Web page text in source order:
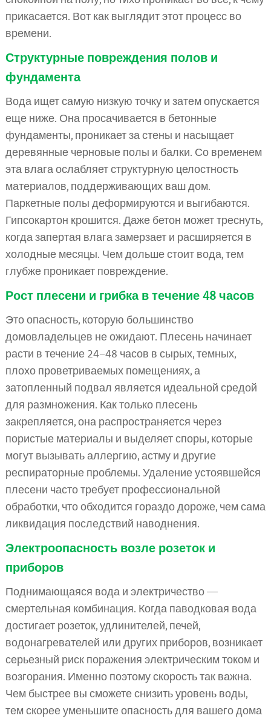
прикасается. Вот как выглядит этот процесс во
времени.
Структурные повреждения полов и
фундамента
Вода ищет самую низкую точку и затем опускается
еще ниже. Она просачивается в бетонные
фундаменты, проникает за стены и насыщает
деревянные черновые полы и балки. Со временем
эта влага ослабляет структурную целостность
материалов, поддерживающих ваш дом.
Паркетные полы деформируются и выгибаются.
Гипсокартон крошится. Даже бетон может треснуть,
когда запертая влага замерзает и расширяется в
холодные месяцы. Чем дольше стоит вода, тем
глубже проникает повреждение.
Рост плесени и грибка в течение 48 часов
Это опасность, которую большинство
домовладельцев не ожидают. Плесень начинает
расти в течение 24–48 часов в сырых, темных,
плохо проветриваемых помещениях, а
затопленный подвал является идеальной средой
для размножения. Как только плесень
закрепляется, она распространяется через
пористые материалы и выделяет споры, которые
могут вызывать аллергию, астму и другие
респираторные проблемы. Удаление устоявшейся
плесени часто требует профессиональной
обработки, что обходится гораздо дороже, чем сама
ликвидация последствий наводнения.
Электроопасность возле розеток и
приборов
Поднимающаяся вода и электричество —
смертельная комбинация. Когда паводковая вода
достигает розеток, удлинителей, печей,
водонагревателей или других приборов, возникает
серьезный риск поражения электрическим током и
возгорания. Именно поэтому скорость так важна.
Чем быстрее вы сможете снизить уровень воды,
тем скорее уменьшите опасность для вашего дома